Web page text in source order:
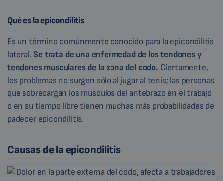
Qué es la epicondilitis
Es un término comúnmente conocido para la epicondilitis
lateral.Se trata de una enfermedad de los tendones y
tendones musculares de la zona del codo. Ciertamente,
los problemas no surgen sólo al jugar al tenis; las personas
que sobrecargan los músculos del antebrazo en el trabajo
o en su tiempo libre tienen muchas más probabilidades de
padecer epicondilitis.
Causas de la epicondilitis